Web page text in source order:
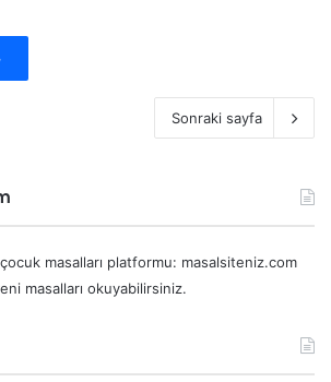
Sonraki sayfa
masalları platformu: masalsiteniz.com
masalları okuyabilirsiniz.